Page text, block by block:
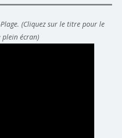
(Cliquez sur le titre pour le
plein écran)